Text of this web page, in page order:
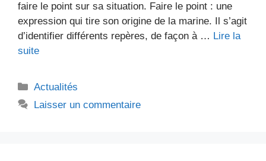
faire le point sur sa situation. Faire le point : une
expression qui tire son origine de la marine. Il s’agit
d’identifier différents repères, de façon à … Lire la
suite
Catégories
Actualités
Laisser un commentaire